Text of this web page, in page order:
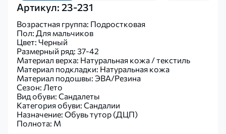
Артикул: 23-231
Возрастная группа: Подростковая
Пол: Для мальчиков
Цвет: Черный
Размерный ряд: 37-42
Материал верха: Натуральная кожа / текстиль
Материал подкладки: Натуральная кожа
Материал подошвы: ЭВА/Резина
Сезон: Лето
Вид обуви: Сандалеты
Категория обуви: Сандалии
Назначение: Обувь тутор (ДЦП)
Полнота: M